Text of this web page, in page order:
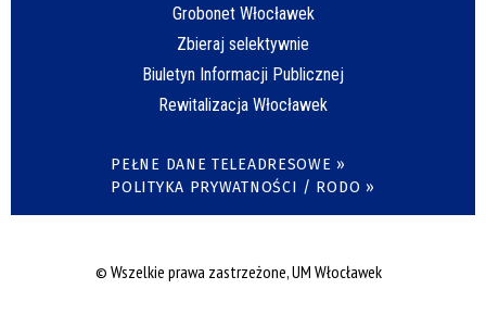
Grobonet Włocławek
Zbieraj selektywnie
Biuletyn Informacji Publicznej
Rewitalizacja Włocławek
PEŁNE DANE TELEADRESOWE »
POLITYKA PRYWATNOŚCI / RODO »
© Wszelkie prawa zastrzeżone, UM Włocławek